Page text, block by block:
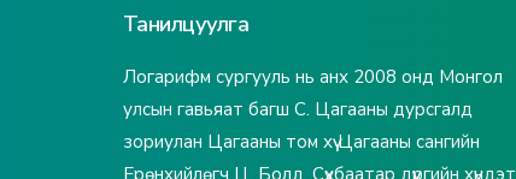
Танилцуулга
Логарифм сургууль нь анх 2008 онд Монгол
улсын гавьяат багш С. Цагааны дурсгалд
зориулан Цагааны том хүү Цагааны сангийн
Ерөнхийлөгч Ц. Болд, Сүхбаатар дүүргийн хүндэт